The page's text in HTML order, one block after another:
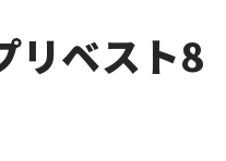
リベスト8